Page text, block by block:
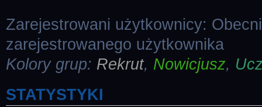
Zarejestrowani użytkownicy:
zarejestrowanego użytkownika
Kolory grup: Rekrut, Nowicjusz,
STATYSTYKI